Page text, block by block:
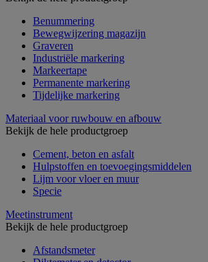
Benummering
Bewegwijzering magazijn
Graveren
Industriële markering
Markeertape
Permanente markering
Tijdelijke markering
Materiaal voor ruwbouw en afbouw
Bekijk de hele productgroep
Cement, beton en asfalt
Hulpstoffen en toevoegingsmiddelen
Lijm voor vloer en muur
Specie
Meetinstrument
Bekijk de hele productgroep
Afstandsmeter